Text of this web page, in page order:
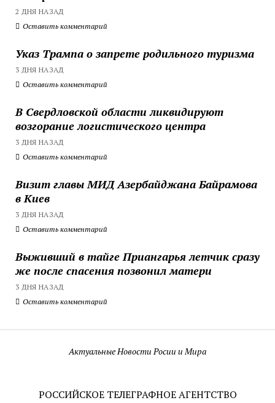
2 ДНЯ НАЗАД
Оставить комментарий
Указ Трампа о запрете родильного туризма
3 ДНЯ НАЗАД
Оставить комментарий
В Свердловской области ликвидируют
возгорание логистического центра
3 ДНЯ НАЗАД
Оставить комментарий
Визит главы МИД Азербайджана Байрамова
в Киев
3 ДНЯ НАЗАД
Оставить комментарий
Выживший в тайге Приангарья летчик сразу
же после спасения позвонил матери
3 ДНЯ НАЗАД
Оставить комментарий
Актуальные Новости Росии и Мира
РОССИЙСКОЕ ТЕЛЕГРАФНОЕ АГЕНТСТВО